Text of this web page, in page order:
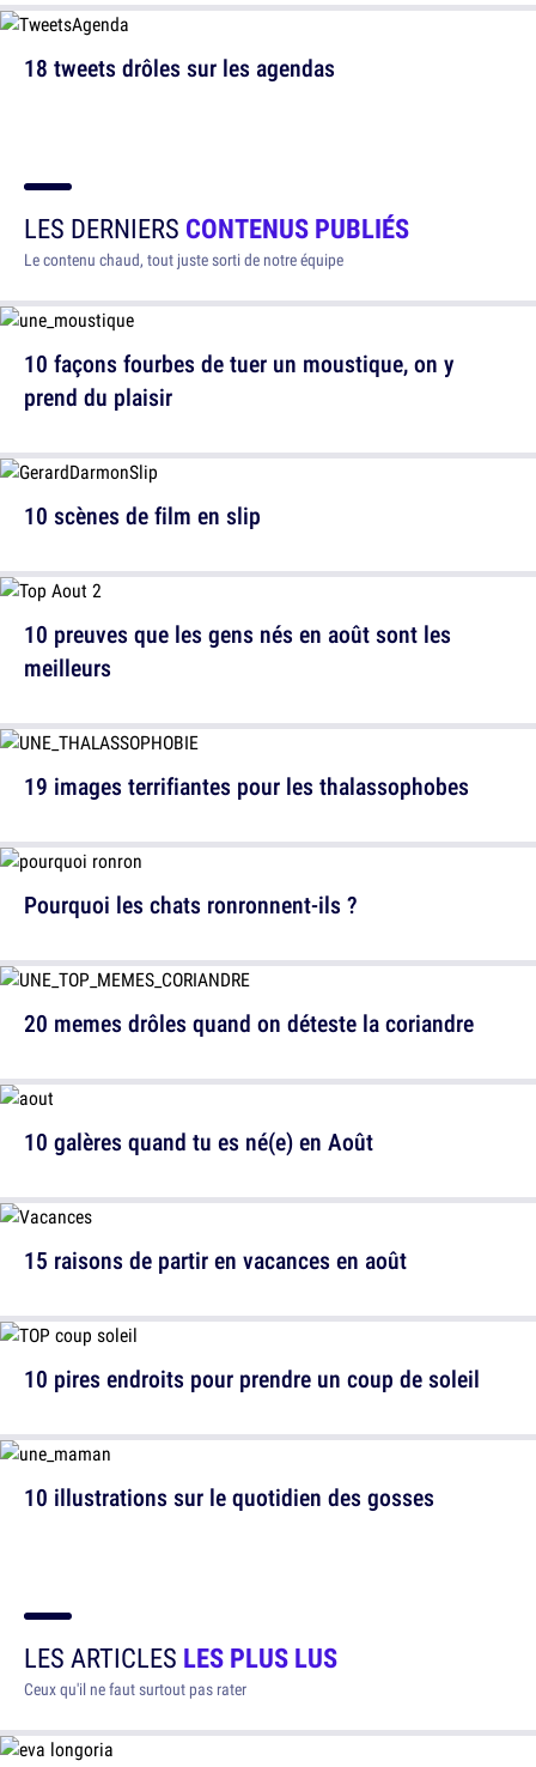
18 tweets drôles sur les agendas
LES DERNIERS CONTENUS PUBLIÉS
Le contenu chaud, tout juste sorti de notre équipe
10 façons fourbes de tuer un moustique, on y
prend du plaisir
10 preuves que les gens nés en août sont les
meilleurs
Pourquoi les chats ronronnent-ils ?
10 galères quand tu es né(e) en Août
10 pires endroits pour prendre un coup de soleil
10 scènes de film en slip
19 images terrifiantes pour les thalassophobes
20 memes drôles quand on déteste la coriandre
15 raisons de partir en vacances en août
10 illustrations sur le quotidien des gosses
LES ARTICLES LES PLUS LUS
Ceux qu'il ne faut surtout pas rater